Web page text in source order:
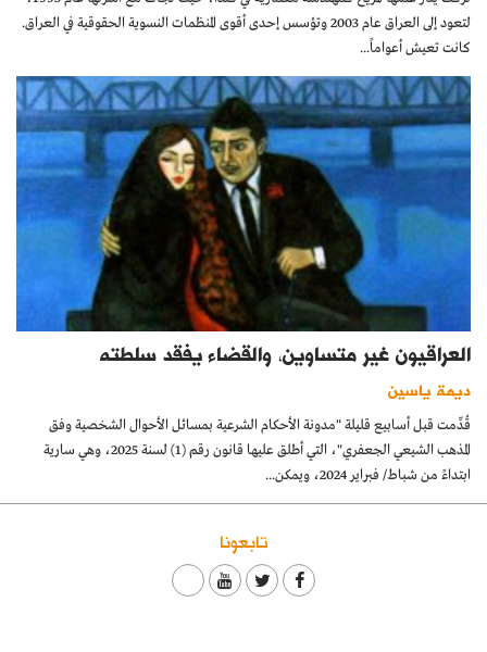
لتعود إلى العراق عام 2003 وتؤسس إحدى أقوى المنظمات النسوية الحقوقية في العراق.
كانت تعيش أعواماً...
العراقيون غير متساوين، والقضاء يفقد سلطته
ديمة ياسين
قُدِّمت قبل أسابيع قليلة "مدونة الأحكام الشرعية بمسائل الأحوال الشخصية وفق
المذهب الشيعي الجعفري"، التي أطلق عليها قانون رقم (1) لسنة 2025، وهي سارية
ابتداءً من شباط/ فبراير 2024، ويمكن...
تابعونا